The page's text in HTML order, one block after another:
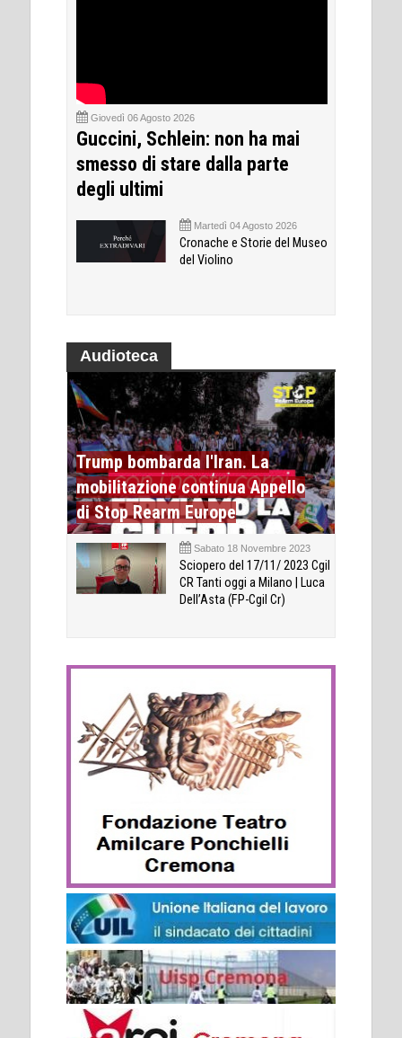
Giovedì 06 Agosto 2026
Guccini, Schlein: non ha mai
smesso di stare dalla parte
degli ultimi
Martedì 04 Agosto 2026
Cronache e Storie del Museo
del Violino
Audioteca
Trump bombarda l'Iran. La
mobilitazione continua Appello
di Stop Rearm Europe
Sabato 18 Novembre 2023
Sciopero del 17/11/ 2023 Cgil
CR Tanti oggi a Milano | Luca
Dell’Asta (FP-Cgil Cr)